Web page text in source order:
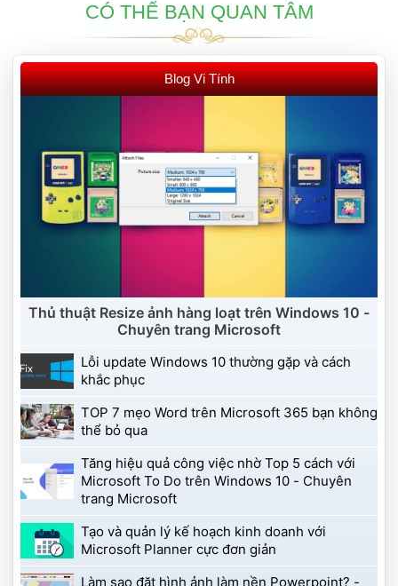
CÓ THỂ BẠN QUAN TÂM
Blog Vi Tính
Thủ thuật Resize ảnh hàng loạt trên Windows 10 -
Chuyên trang Microsoft
Lỗi update Windows 10 thường gặp và cách
khắc phục
TOP 7 mẹo Word trên Microsoft 365 bạn không
thể bỏ qua
Tăng hiệu quả công việc nhờ Top 5 cách với
Microsoft To Do trên Windows 10 - Chuyên
trang Microsoft
Tạo và quản lý kế hoạch kinh doanh với
Microsoft Planner cực đơn giản
Làm sao đặt hình ảnh làm nền Powerpoint? -